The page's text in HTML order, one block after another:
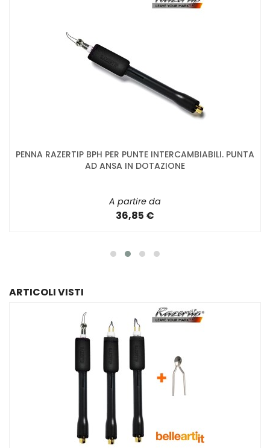
PENNA RAZERTIP BPH PER PUNTE INTERCAMBIABILI. PUNTA
AD ANSA IN DOTAZIONE
A partire da
36,85 €
ARTICOLI VISTI